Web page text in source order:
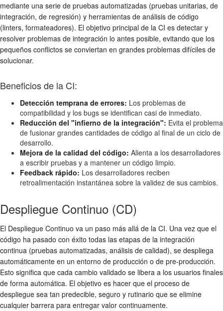
mediante una serie de pruebas automatizadas (pruebas unitarias, de
integración, de regresión) y herramientas de análisis de código
(linters, formateadores). El objetivo principal de la CI es detectar y
resolver problemas de integración lo antes posible, evitando que los
pequeños conflictos se conviertan en grandes problemas difíciles de
solucionar.
Beneficios de la CI:
Detección temprana de errores: Los problemas de
compatibilidad y los bugs se identifican casi de inmediato.
Reducción del "infierno de la integración": Evita el problema
de fusionar grandes cantidades de código al final de un ciclo de
desarrollo.
Mejora de la calidad del código: Alienta a los desarrolladores
a escribir pruebas y a mantener un código limpio.
Feedback rápido: Los desarrolladores reciben
retroalimentación instantánea sobre la validez de sus cambios.
Despliegue Continuo (CD)
El Despliegue Continuo va un paso más allá de la CI. Una vez que el
código ha pasado con éxito todas las etapas de la integración
continua (pruebas automatizadas, análisis de calidad), se despliega
automáticamente en un entorno de producción o de pre-producción.
Esto significa que cada cambio validado se libera a los usuarios finales
de forma automática. El objetivo es hacer que el proceso de
despliegue sea tan predecible, seguro y rutinario que se elimine
cualquier barrera para entregar valor continuamente.